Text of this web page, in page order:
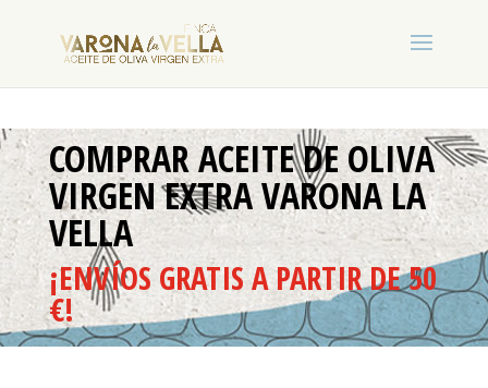
COMPRAR ACEITE DE OLIVA
VIRGEN EXTRA VARONA LA
VELLA
¡ENVÍOS GRATIS A PARTIR DE 50
€!